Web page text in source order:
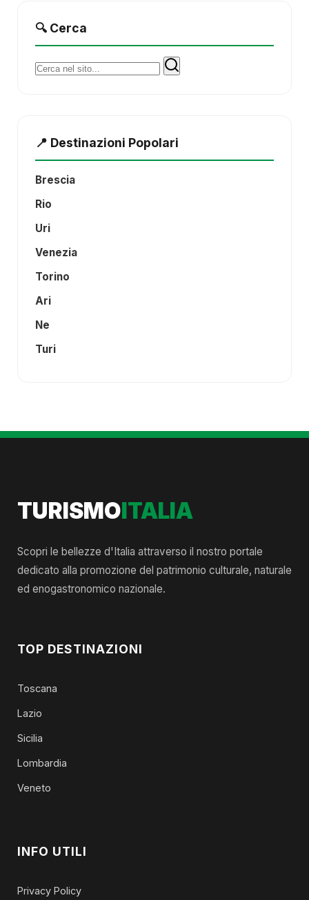
🔍 Cerca
Cerca:
📍 Destinazioni Popolari
Brescia
Rio
Uri
Venezia
Torino
Ari
Ne
Turi
TURISMOITALIA
Scopri le bellezze d'Italia attraverso il nostro portale
dedicato alla promozione del patrimonio culturale, naturale
ed enogastronomico nazionale.
TOP DESTINAZIONI
Toscana
Lazio
Sicilia
Lombardia
Veneto
INFO UTILI
Privacy Policy